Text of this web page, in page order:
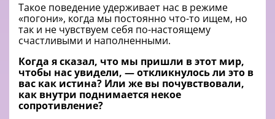
Такое поведение удерживает нас в режиме
«погони», когда мы постоянно что-то ищем, но
так и не чувствуем себя по-настоящему
счастливыми и наполненными.
Когда я сказал, что мы пришли в этот мир,
чтобы нас увидели, — откликнулось ли это в
вас как истина? Или же вы почувствовали,
как внутри поднимается некое
сопротивление?